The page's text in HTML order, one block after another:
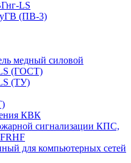
LS
(ПВ-3)
медный силовой
(ГОСТ)
(ТУ)
КВК
сигнализации КПС,
для компьютерных сетей